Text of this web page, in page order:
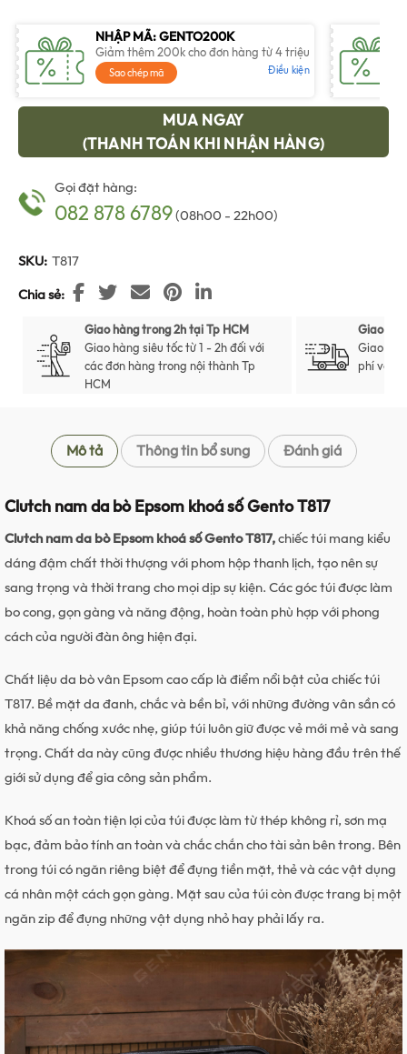
1,100,000 ₫.
NHẬP MÃ: GENTO200K
Giảm thêm 200k cho đơn hàng từ 4 triệu
Sao chép mã Điều kiện
MUA NGAY
(THANH TOÁN KHI NHẬN HÀNG)
Gọi đặt hàng:
082 878 6789(08h00 - 22h00)
SKU: T817
Chia sẻ
Giao hàng trong 2h tại Tp HCM
Giao hàng siêu tốc từ 1 - 2h đối với
các đơn hàng trong nội thành Tp
HCM
Giao
Giao
phí với
Mô tả Thông tin bổ sung Đánh giá
Clutch nam da bò Epsom khoá số Gento T817
Clutch nam da bò Epsom khoá số Gento T817,chiếc túi mang kiểu
dáng đậm chất thời thượng với phom hộp thanh lịch, tạo nên sự
sang trọng và thời trang cho mọi dịp sự kiện. Các góc túi được làm
bo cong, gọn gàng và năng động, hoàn toàn phù hợp với phong
cách của người đàn ông hiện đại.
Chất liệu da bò vân Epsom cao cấp là điểm nổi bật của chiếc túi
T817. Bề mặt da đanh, chắc và bền bỉ, với những đường vân sần có
khả năng chống xước nhẹ, giúp túi luôn giữ được vẻ mới mẻ và sang
trọng. Chất da này cũng được nhiều thương hiệu hàng đầu trên thế
giới sử dụng để gia công sản phẩm.
Khoá số an toàn tiện lợi của túi được làm từ thép không rỉ, sơn mạ
bạc, đảm bảo tính an toàn và chắc chắn cho tài sản bên trong. Bên
trong túi có ngăn riêng biệt để đựng tiền mặt, thẻ và các vật dụng
cá nhân một cách gọn gàng. Mặt sau của túi còn được trang bị một
ngăn zip để đựng những vật dụng nhỏ hay phải lấy ra.